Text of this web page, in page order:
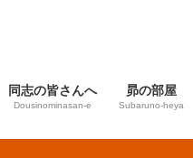
同志の皆さんへ
Dousinominasan-e
昴の部屋
Subaruno-heya